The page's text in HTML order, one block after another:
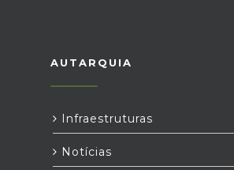
AUTARQUIA
Infraestruturas
Notícias